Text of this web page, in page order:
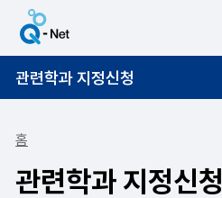
관련학과 지정신청
홈
관련학과 지정신청